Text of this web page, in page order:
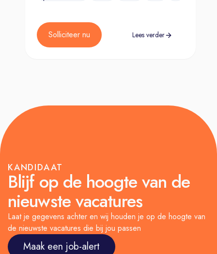
bonus
Solliciteer nu Lees verder
KANDIDAAT
Blijf op de hoogte van de
nieuwste vacatures
Laat je gegevens achter en wij houden je op de hoogte van
de nieuwste vacatures die bij jou passen
Maak een job-alert